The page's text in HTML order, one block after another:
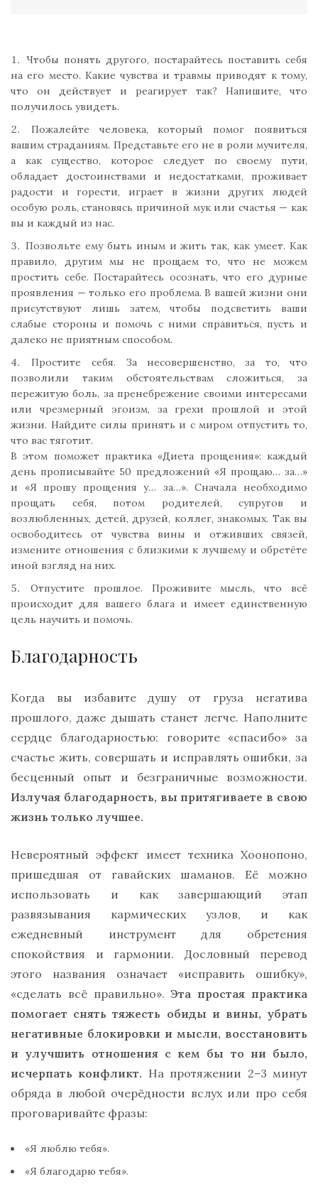
Чтобы понять другого, постарайтесь поставить себя
на его место. Какие чувства и травмы приводят к тому,
что он действует и реагирует так? Напишите, что
получилось увидеть.
Пожалейте человека, который помог появиться
вашим страданиям. Представьте его не в роли мучителя,
а как существо, которое следует по своему пути,
обладает достоинствами и недостатками, проживает
радости и горести, играет в жизни других людей
особую роль, становясь причиной мук или счастья — как
вы и каждый из нас.
Позвольте ему быть иным и жить так, как умеет. Как
правило, другим мы не прощаем то, что не можем
простить себе. Постарайтесь осознать, что его дурные
проявления — только его проблема. В вашей жизни они
присутствуют лишь затем, чтобы подсветить ваши
слабые стороны и помочь с ними справиться, пусть и
далеко не приятным способом.
Простите себя. За несовершенство, за то, что
позволили таким обстоятельствам сложиться, за
пережитую боль, за пренебрежение своими интересами
или чрезмерный эгоизм, за грехи прошлой и этой
жизни. Найдите силы принять и с миром отпустить то,
что вас тяготит.
В этом поможет практика «Диета прощения»: каждый
день прописывайте 50 предложений «Я прощаю… за…»
и «Я прошу прощения у… за…». Сначала необходимо
прощать себя, потом родителей, супругов и
возлюбленных, детей, друзей, коллег, знакомых. Так вы
освободитесь от чувства вины и отживших связей,
измените отношения с близкими к лучшему и обретёте
иной взгляд на них.
Отпустите прошлое. Проживите мысль, что всё
происходит для вашего блага и имеет единственную
цель научить и помочь.
Благодарность
Когда вы избавите душу от груза негатива
прошлого, даже дышать станет легче. Наполните
сердце благодарностью: говорите «спасибо» за
счастье жить, совершать и исправлять ошибки, за
бесценный опыт и безграничные возможности.
Излучая благодарность, вы притягиваете в свою
жизнь только лучшее.
Невероятный эффект имеет техника Хоонопоно,
пришедшая от гавайских шаманов. Её можно
использовать и как завершающий этап
развязывания кармических узлов, и как
ежедневный инструмент для обретения
спокойствия и гармонии. Дословный перевод
этого названия означает «исправить ошибку»,
«сделать всё правильно».Эта простая практика
помогает снять тяжесть обиды и вины, убрать
негативные блокировки и мысли, восстановить
и улучшить отношения с кем бы то ни было,
исчерпать конфликт. На протяжении 2–3 минут
обряда в любой очерёдности вслух или про себя
проговаривайте фразы:
«Я люблю тебя».
«Я благодарю тебя».